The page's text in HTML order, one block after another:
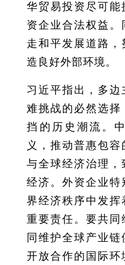
华贸易投资尽可能
资企业合法权益。
走和平发展道路
造良好外部环境。
习近平指出，多边
难挑战的必然选择
挡的历史潮流。
义，推动普惠包
与全球经济治理，
经济。外资企业特
界经济秩序中发挥
重要责任。要共同
同维护全球产业
开放合作的国际环